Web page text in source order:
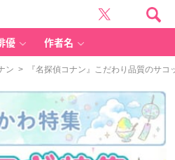
優 作者名
ン > 『名探偵コナン』こだわり品質のサコ